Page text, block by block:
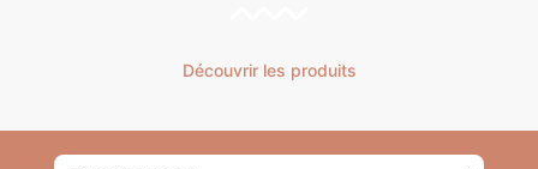
Découvrir les produits